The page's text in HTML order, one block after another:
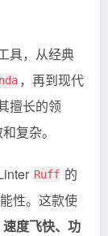
具，从经典
，再到现代
擅长的领
复杂。
Ruff 的
性。这款使
速度飞快、功